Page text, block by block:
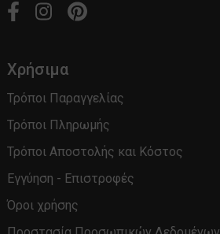
Χρήσιμα
Τρόποι Παραγγελίας
Τρόποι Πληρωμής
Τρόποι Αποστολής και Κόστος
Εγγύηση - Επιστροφές
Όροι χρήσης